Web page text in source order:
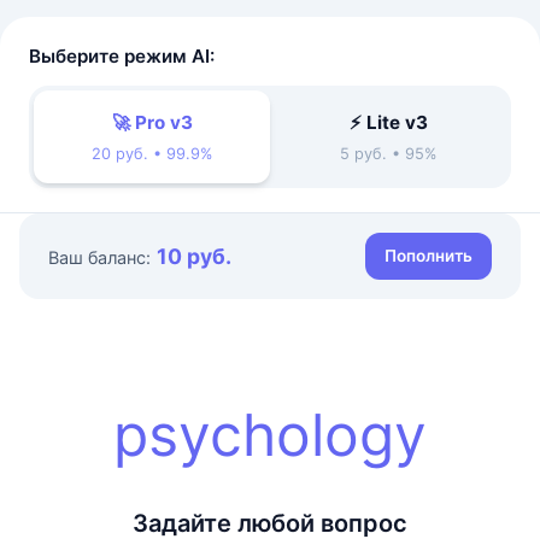
Выберите режим AI:
🚀 Pro v3
20 руб. • 99.9%
⚡ Lite v3
5 руб. • 95%
Ваш баланс: 10 руб. Пополнить
psychology
Задайте любой вопрос